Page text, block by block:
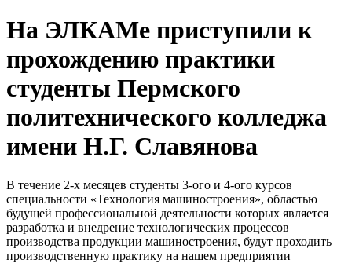
На ЭЛКАМе приступили к
прохождению практики
студенты Пермского
политехнического колледжа
имени Н.Г. Славянова
В течение 2-х месяцев студенты 3-ого и 4-ого курсов
специальности «Технология машиностроения», областью
будущей профессиональной деятельности которых является
разработка и внедрение технологических процессов
производства продукции машиностроения, будут проходить
производственную практику на нашем предприятии